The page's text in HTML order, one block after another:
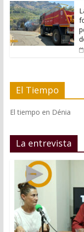
El Tiempo
El tiempo en Dénia
La entrevista